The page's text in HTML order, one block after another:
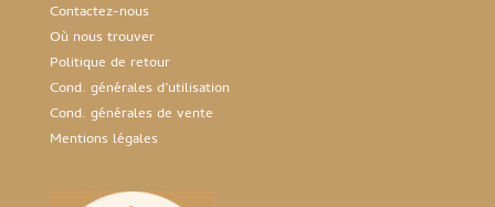
Contactez-nous
Où nous trouver
Politique de retour
Cond. générales d’utilisation
Cond. générales de vente
Mentions légales